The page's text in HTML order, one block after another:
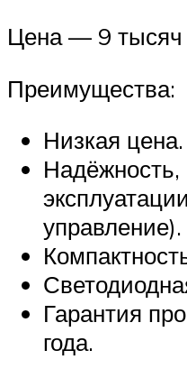
Цена — 9 тысяч
Преимущества:
Низкая цена.
Надёжность,
управление).
Гарантия
года.